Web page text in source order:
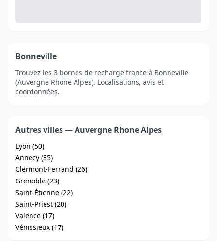
Bonneville
Trouvez les 3 bornes de recharge france à Bonneville
(Auvergne Rhone Alpes). Localisations, avis et
coordonnées.
Autres villes — Auvergne Rhone Alpes
Lyon (50)
Annecy (35)
Clermont-Ferrand (26)
Grenoble (23)
Saint-Étienne (22)
Saint-Priest (20)
Valence (17)
Vénissieux (17)